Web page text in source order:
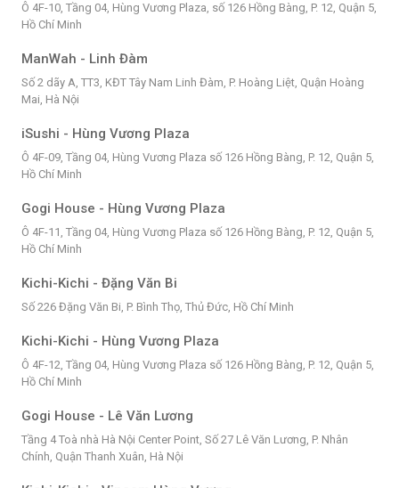
Ô 4F-10, Tầng 04, Hùng Vương Plaza, số 126 Hồng Bàng, P. 12, Quận 5,
Hồ Chí Minh
ManWah - Linh Đàm
Số 2 dãy A, TT3, KĐT Tây Nam Linh Đàm, P. Hoàng Liệt, Quận Hoàng
Mai, Hà Nội
iSushi - Hùng Vương Plaza
Ô 4F-09, Tầng 04, Hùng Vương Plaza số 126 Hồng Bàng, P. 12, Quận 5,
Hồ Chí Minh
Gogi House - Hùng Vương Plaza
Ô 4F-11, Tầng 04, Hùng Vương Plaza số 126 Hồng Bàng, P. 12, Quận 5,
Hồ Chí Minh
Kichi-Kichi - Đặng Văn Bi
Số 226 Đặng Văn Bi, P. Bình Thọ, Thủ Đức, Hồ Chí Minh
Kichi-Kichi - Hùng Vương Plaza
Ô 4F-12, Tầng 04, Hùng Vương Plaza số 126 Hồng Bàng, P. 12, Quận 5,
Hồ Chí Minh
Gogi House - Lê Văn Lương
Tầng 4 Toà nhà Hà Nội Center Point, Số 27 Lê Văn Lương, P. Nhân
Chính, Quận Thanh Xuân, Hà Nội